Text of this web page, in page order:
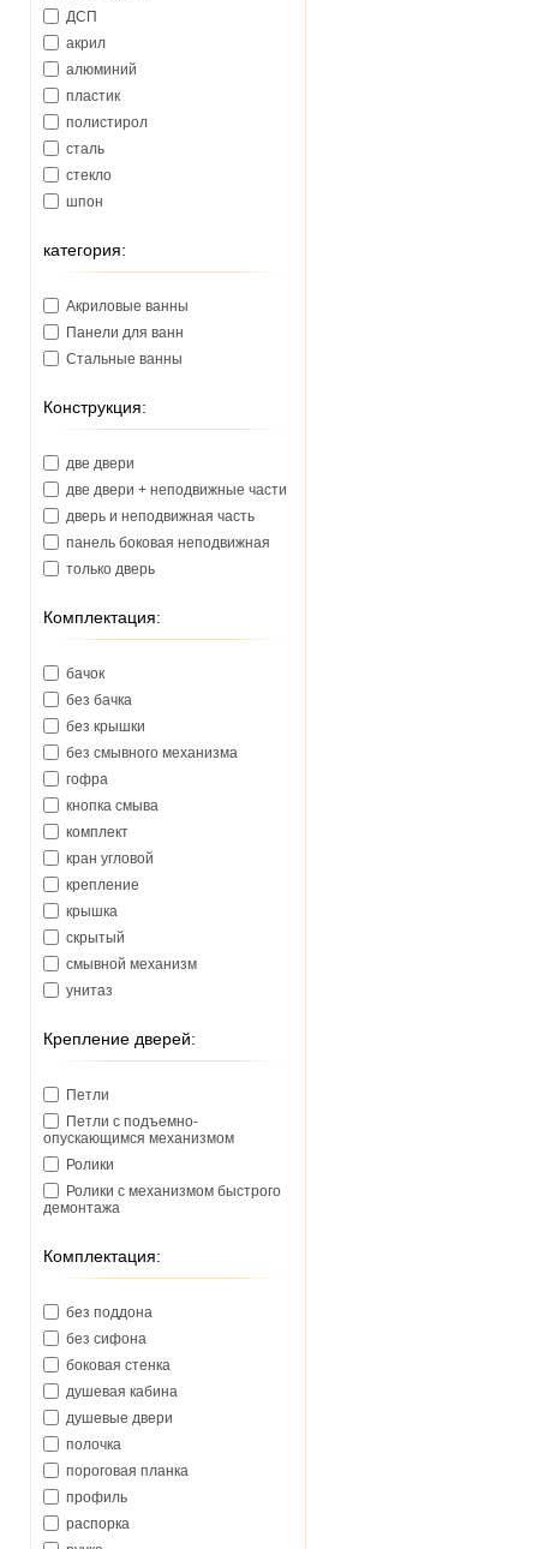
ДСП
акрил
алюминий
пластик
полистирол
сталь
стекло
шпон
категория:
Акриловые ванны
Панели для ванн
Стальные ванны
Конструкция:
две двери
две двери + неподвижные части
дверь и неподвижная часть
панель боковая неподвижная
только дверь
Комплектация:
бачок
без бачка
без крышки
без смывного механизма
гофра
кнопка смыва
комплект
кран угловой
крепление
крышка
скрытый
смывной механизм
унитаз
Крепление дверей:
Петли
Петли с подъемно-
опускающимся механизмом
Ролики
Ролики с механизмом быстрого
демонтажа
Комплектация:
без поддона
без сифона
боковая стенка
душевая кабина
душевые двери
полочка
пороговая планка
профиль
распорка